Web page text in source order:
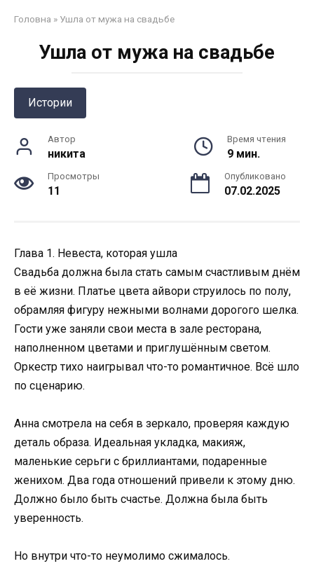
Головна » Ушла от мужа на свадьбе
Ушла от мужа на свадьбе
Истории
Автор
никита
Время чтения
9 мин.
Просмотры
11
Опубликовано
07.02.2025
Глава 1. Невеста, которая ушла
Свадьба должна была стать самым счастливым днём
в её жизни. Платье цвета айвори струилось по полу,
обрамляя фигуру нежными волнами дорогого шелка.
Гости уже заняли свои места в зале ресторана,
наполненном цветами и приглушённым светом.
Оркестр тихо наигрывал что-то романтичное. Всё шло
по сценарию.
Анна смотрела на себя в зеркало, проверяя каждую
деталь образа. Идеальная укладка, макияж,
маленькие серьги с бриллиантами, подаренные
женихом. Два года отношений привели к этому дню.
Должно было быть счастье. Должна была быть
уверенность.
Но внутри что-то неумолимо сжималось.